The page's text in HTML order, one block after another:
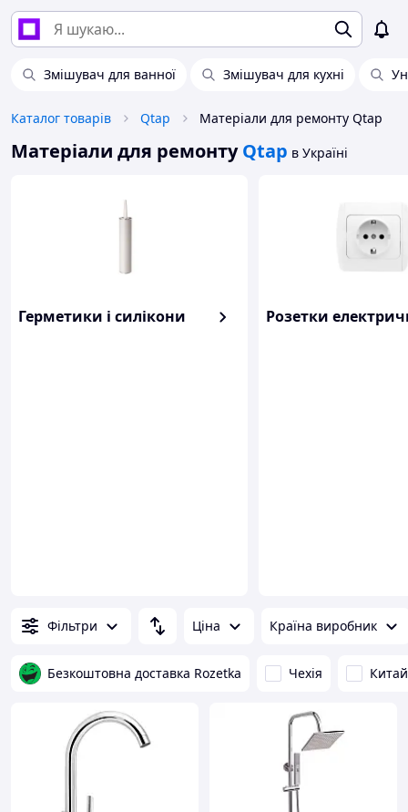
Змішувач для ванної Змішувач для кухні
Каталог товарів Qtap Матеріали для ремонту Qtap
Матеріали для ремонту Qtap в Україні
Герметики і силікони Розетки
Фільтри Ціна Країна виробник
Безкоштовна доставка Rozetka Чехія Китай